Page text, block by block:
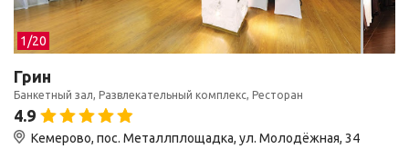
1/20
Грин
Банкетный зал, Развлекательный комплекс, Ресторан
4.9
Кемерово, пос. Металлплощадка, ул. Молодёжная, 34